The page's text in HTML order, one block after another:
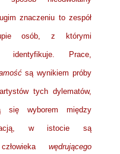
znaczeniu to zespół
osób, z którymi
identyfikuje. Prace,
są wynikiem próby
tych dylematów,
wyborem między
w istocie są
wędrującego